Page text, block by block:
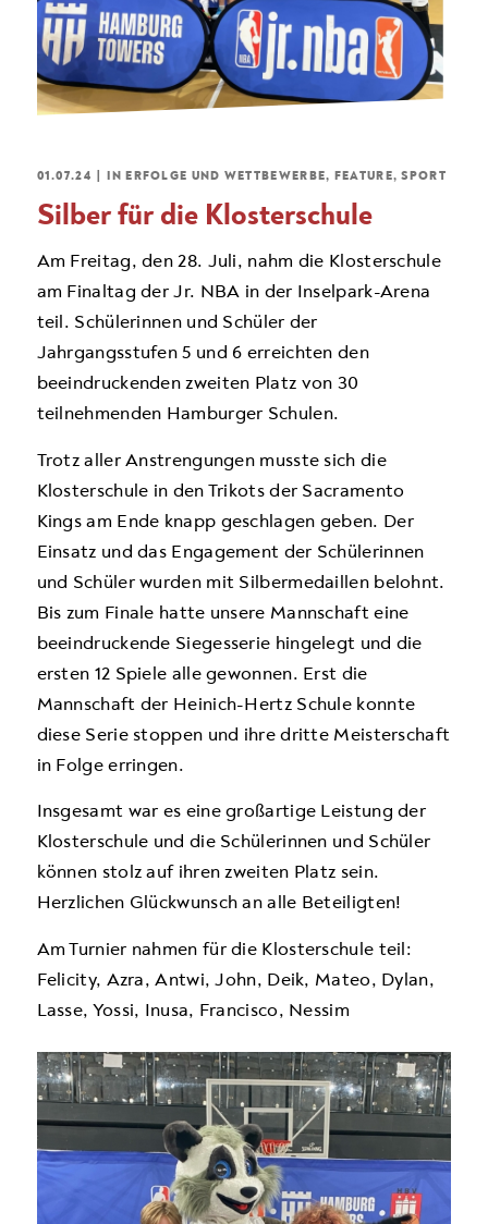
01.07.24 INERFOLGE UND WETTBEWERBE, FEATURE,SPORT
Silber für die Klosterschule
Am Freitag, den 28. Juli, nahm die Klosterschule
am Finaltag der Jr. NBA in der Inselpark-Arena
teil. Schülerinnen und Schüler der
Jahrgangsstufen 5 und 6 erreichten den
beeindruckenden zweiten Platz von 30
teilnehmenden Hamburger Schulen.
Trotz aller Anstrengungen musste sich die
Klosterschule in den Trikots der Sacramento
Kings am Ende knapp geschlagen geben. Der
Einsatz und das Engagement der Schülerinnen
und Schüler wurden mit Silbermedaillen belohnt.
Bis zum Finale hatte unsere Mannschaft eine
beeindruckende Siegesserie hingelegt und die
ersten 12 Spiele alle gewonnen. Erst die
Mannschaft der Heinich-Hertz Schule konnte
diese Serie stoppen und ihre dritte Meisterschaft
in Folge erringen.
Insgesamt war es eine großartige Leistung der
Klosterschule und die Schülerinnen und Schüler
können stolz auf ihren zweiten Platz sein.
Herzlichen Glückwunsch an alle Beteiligten!
Am Turnier nahmen für die Klosterschule teil:
Felicity, Azra, Antwi, John, Deik, Mateo, Dylan,
Lasse, Yossi, Inusa, Francisco, Nessim